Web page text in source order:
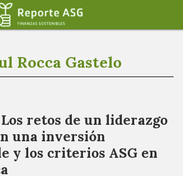
Rocca Gastelo
retos de un liderazgo
una inversión
y los criterios ASG en